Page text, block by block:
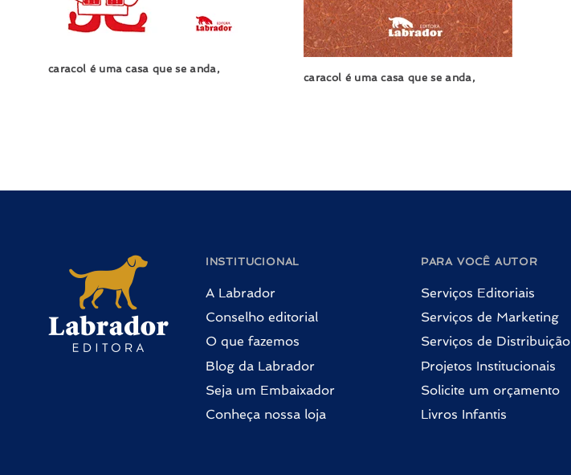
caracol é uma casa que se anda,
caracol é uma casa que se anda,
INSTITUCIONAL
A Labrador
Conselho editorial
O que fazemos
Blog da Labrador
Seja um Embaixador
Conheça nossa loja
PARA VOCÊ AUTOR
Serviços Editoriais
Serviços de Marketing
Serviços de Distribuição
Projetos Institucionais
Solicite um orçamento
Livros Infantis